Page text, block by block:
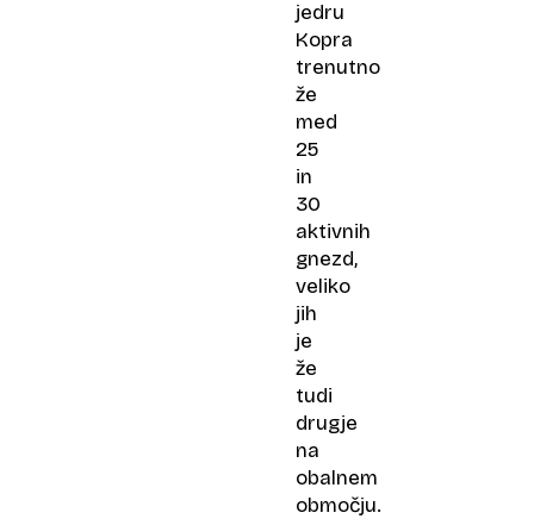
jedru
Kopra
trenutno
že
med
25
in
30
aktivnih
gnezd,
veliko
jih
je
že
tudi
drugje
na
obalnem
območju.